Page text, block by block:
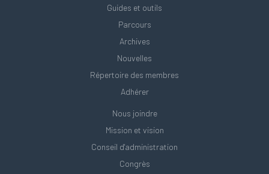
Guides et outils
Parcours
Archives
Nouvelles
Répertoire des membres
Adhérer
Nous joindre
Mission et vision
Conseil d'administration
Congrès